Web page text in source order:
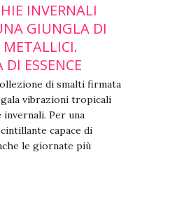
INVERNALI
GIUNGLA DI
METALLICI.
DI ESSENCE
di smalti firmata
vibrazioni tropicali
invernali. Per una
capace di
le giornate più